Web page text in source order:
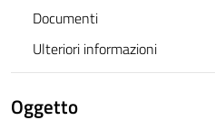
Documenti
Ulteriori informazioni
Oggetto